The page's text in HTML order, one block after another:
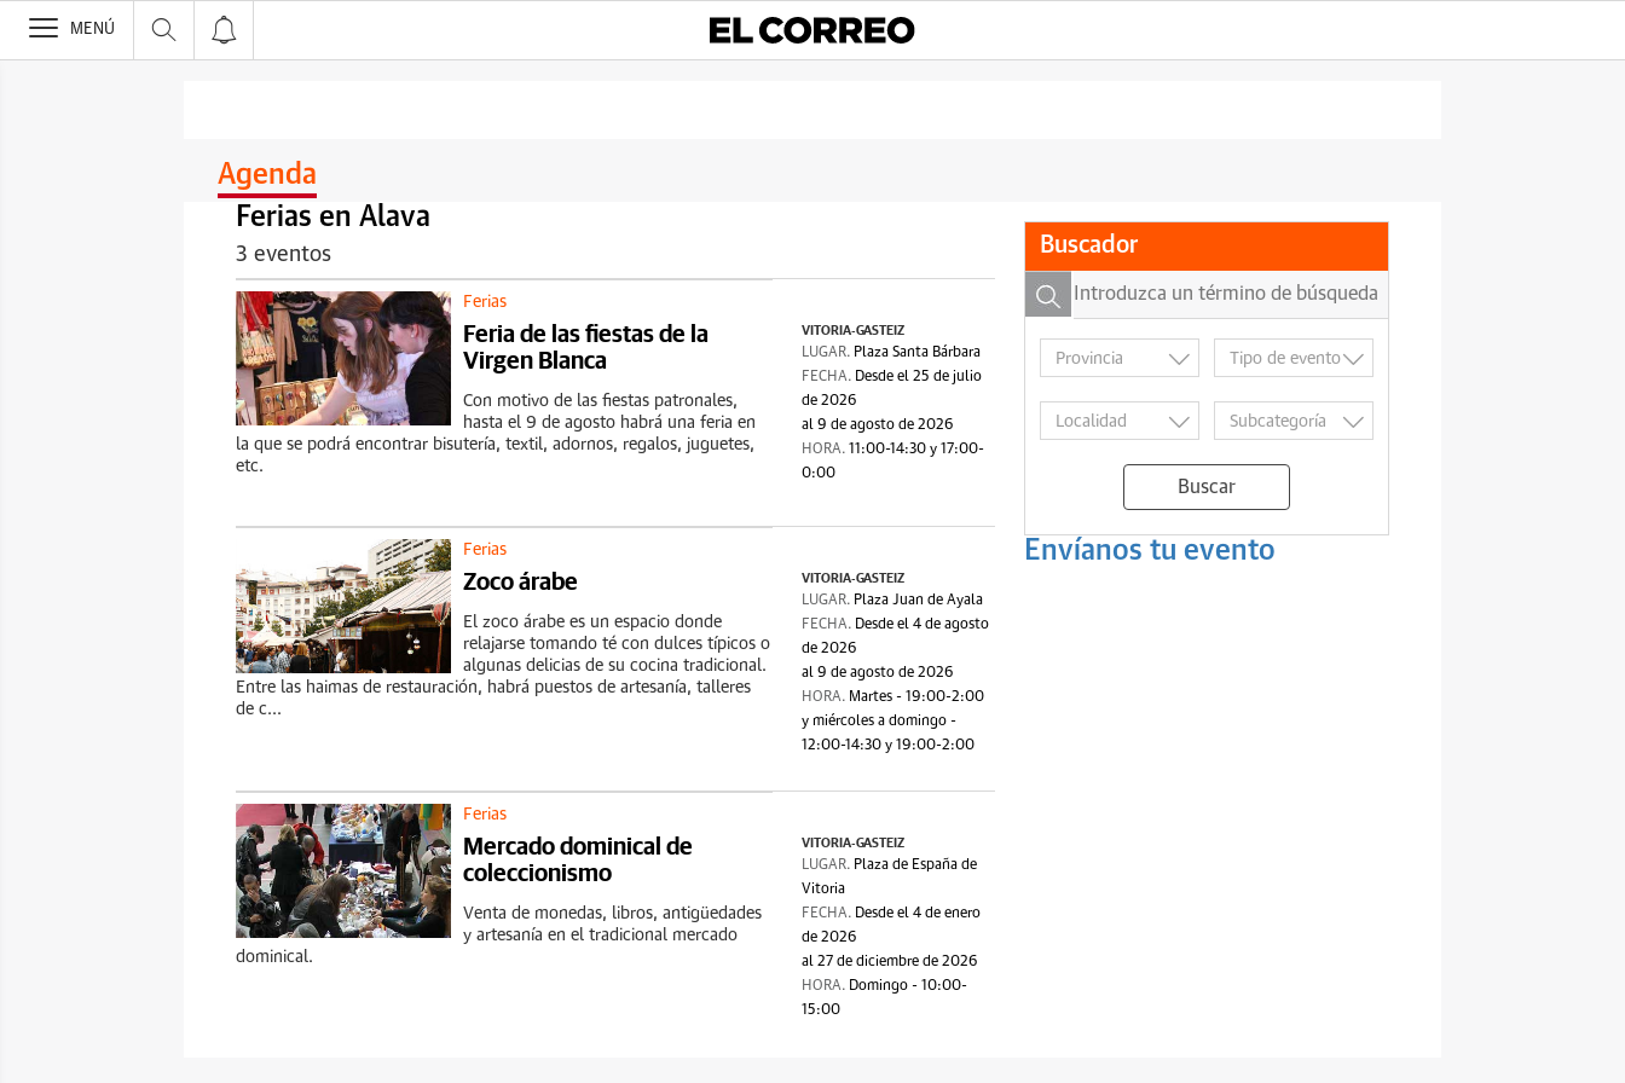
>
MENÚ
Agenda
Ferias en Alava
3 eventos
Ferias
Feria de las fiestas de la
Virgen Blanca
Con motivo de las fiestas patronales,
hasta el 9 de agosto habrá una feria en
la que se podrá encontrar bisutería, textil, adornos, regalos, juguetes,
etc.
VITORIA-GASTEIZ
LUGAR. Plaza Santa Bárbara
FECHA. Desde el 25 de julio
de 2026
al 9 de agosto de 2026
HORA.11:00-14:30 y 17:00-
0:00
Ferias
Zoco árabe
El zoco árabe es un espacio donde
relajarse tomando té con dulces típicos o
algunas delicias de su cocina tradicional.
Entre las haimas de restauración, habrá puestos de artesanía, talleres
de c...
VITORIA-GASTEIZ
LUGAR. Plaza Juan de Ayala
FECHA. Desde el 4 de agosto
de 2026
al 9 de agosto de 2026
HORA. Martes - 19:00-2:00
y miércoles a domingo -
12:00-14:30 y 19:00-2:00
Ferias
Mercado dominical de
coleccionismo
Venta de monedas, libros, antigüedades
y artesanía en el tradicional mercado
dominical.
VITORIA-GASTEIZ
LUGAR. Plaza de España de
Vitoria
FECHA. Desde el 4 de enero
de 2026
al 27 de diciembre de 2026
HORA. Domingo - 10:00-
15:00
Buscador
Buscar
Envíanos tu evento